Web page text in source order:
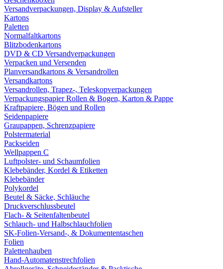
Versandverpackungen, Display & Aufsteller
Kartons
Paletten
Normalfaltkartons
Blitzbodenkartons
DVD & CD Versandverpackungen
Verpacken und Versenden
Planversandkartons & Versandrollen
Versandkartons
Versandrollen, Trapez-, Teleskopverpackungen
Verpackungspapier Rollen & Bogen, Karton & Pappe
Kraftpapiere, Bögen und Rollen
Seidenpapiere
Graupappen, Schrenzpapiere
Polstermaterial
Packseiden
Wellpappen C
Luftpolster- und Schaumfolien
Klebebänder, Kordel & Etiketten
Klebebänder
Polykordel
Beutel & Säcke, Schläuche
Druckverschlussbeutel
Flach- & Seitenfaltenbeutel
Schlauch- und Halbschlauchfolien
SK-Folien-Versand-, & Dokumententaschen
Folien
Palettenhauben
Hand-Automatenstrechfolien